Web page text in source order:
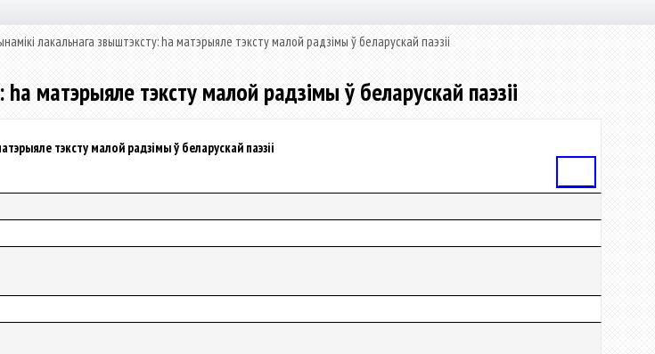
лакальнага звыштэксту: ha матэрыяле тэксту малой радзімы ў беларускай паэзіі
матэрыяле тэксту малой радзімы ў беларускай паэзіі
тэксту малой радзімы ў беларускай паэзіі